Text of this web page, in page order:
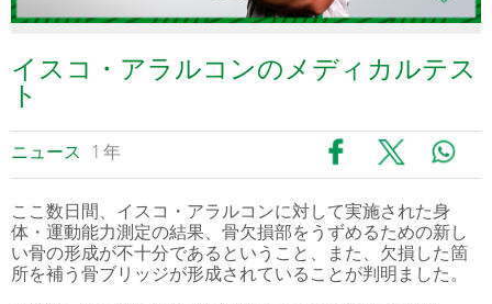
イスコ・アラルコンのメディカルテス
ト
ニュース 1 年
ここ数日間、イスコ・アラルコンに対して実施された身
体・運動能力測定の結果、骨欠損部をうずめるための新し
い骨の形成が不十分であるということ、また、欠損した箇
所を補う骨ブリッジが形成されていることが判明ました。